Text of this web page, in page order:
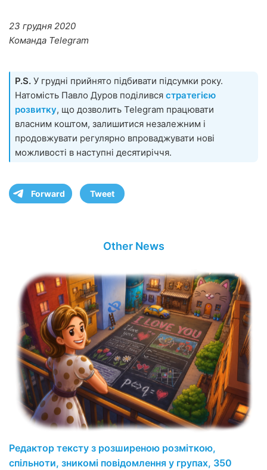
23 грудня 2020
Команда Telegram
P.S. У грудні прийнято підбивати підсумки року.
Натомість Павло Дуров поділився стратегією
розвитку, що дозволить Telegram працювати
власним коштом, залишитися незалежним і
продовжувати регулярно впроваджувати нові
можливості в наступні десятиріччя.
Forward Tweet
Other News
Редактор тексту з розширеною розміткою,
спільноти, зникомі повідомлення у групах, 350